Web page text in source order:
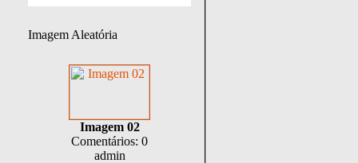
Imagem Aleatória
Imagem 02
Comentários: 0
admin